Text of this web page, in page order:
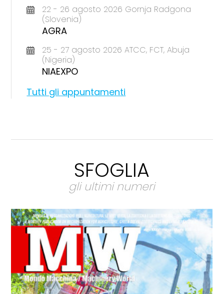
22 - 26 agosto 2026 Gornja Radgona
(Slovenia)
AGRA
25 - 27 agosto 2026 ATCC, FCT, Abuja
(Nigeria)
NIAEXPO
Tutti gli appuntamenti
SFOGLIA
gli ultimi numeri